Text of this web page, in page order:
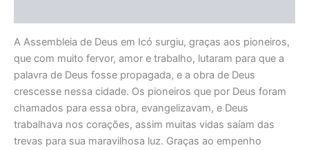
A Assembleia de Deus em Icó surgiu, graças aos pioneiros,
que com muito fervor, amor e trabalho, lutaram para que a
palavra de Deus fosse propagada, e a obra de Deus
crescesse nessa cidade. Os pioneiros que por Deus foram
chamados para essa obra, evangelizavam, e Deus
trabalhava nos corações, assim muitas vidas saíam das
trevas para sua maravilhosa luz. Graças ao empenho